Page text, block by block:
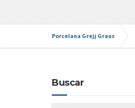
Porcelana Grejj Graus
Buscar